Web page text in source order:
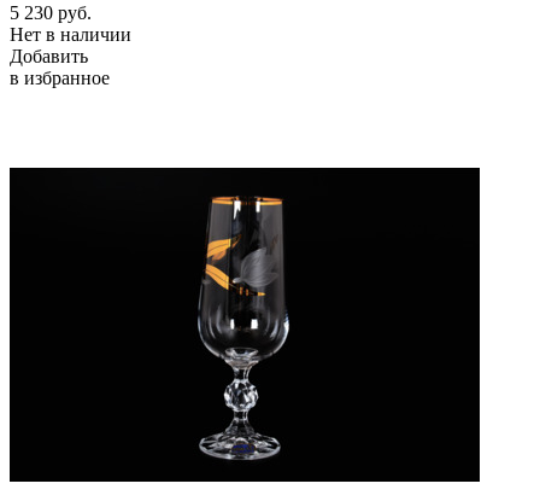
5 230 руб.
Нет в наличии
Добавить
в избранное